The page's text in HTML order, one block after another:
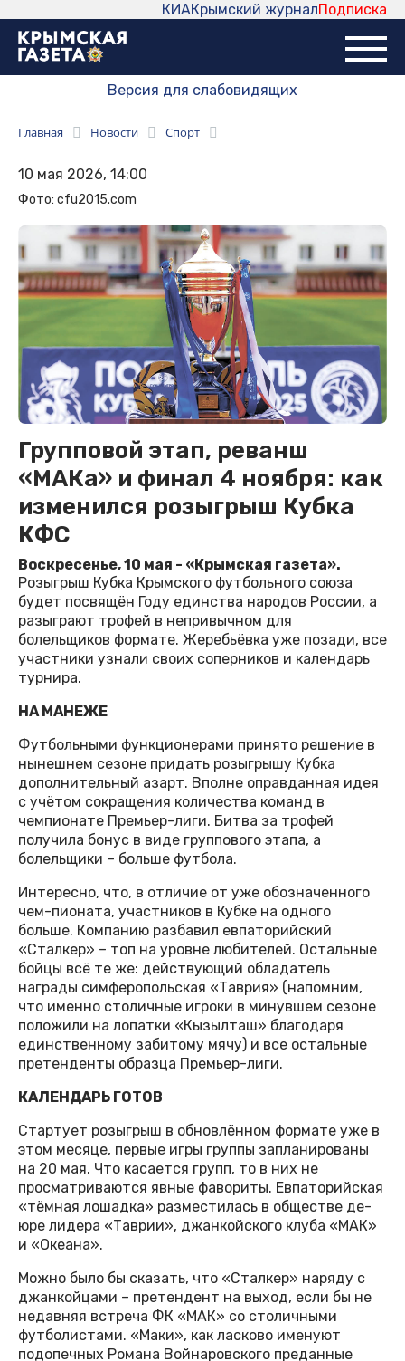
Подписка
Крымский журнал
КИА
Версия для слабовидящих
Главная Новости Спорт
10 мая 2026, 14:00
Фото: cfu2015.com
Групповой этап, реванш
«МАКа» и финал 4 ноября: как
изменился розыгрыш Кубка
КФС
Воскресенье, 10 мая - «Крымская газета».
Розыгрыш Кубка Крымского футбольного союза
будет посвящён Году единства народов России, а
разыграют трофей в непривычном для
болельщиков формате. Жеребьёвка уже позади, все
участники узнали своих соперников и календарь
турнира.
НА МАНЕЖЕ
Футбольными функционерами принято решение в
нынешнем сезоне придать розыгрышу Кубка
дополнительный азарт. Вполне оправданная идея
с учётом сокращения количества команд в
чемпионате Премьер-лиги. Битва за трофей
получила бонус в виде группового этапа, а
болельщики – больше футбола.
Интересно, что, в отличие от уже обозначенного
чем-пионата, участников в Кубке на одного
больше. Компанию разбавил евпаторийский
«Сталкер» – топ на уровне любителей. Остальные
бойцы всё те же: действующий обладатель
награды симферопольская «Таврия» (напомним,
что именно столичные игроки в минувшем сезоне
положили на лопатки «Кызылташ» благодаря
единственному забитому мячу) и все остальные
претенденты образца Премьер-лиги.
КАЛЕНДАРЬ ГОТОВ
Стартует розыгрыш в обновлённом формате уже в
этом месяце, первые игры группы запланированы
на 20 мая. Что касается групп, то в них не
просматриваются явные фавориты. Евпаторийская
«тёмная лошадка» разместилась в обществе де-
юре лидера «Таврии», джанкойского клуба «МАК»
и «Океана».
Можно было бы сказать, что «Сталкер» наряду с
джанкойцами – претендент на выход, если бы не
недавняя встреча ФК «МАК» со столичными
футболистами. «Маки», как ласково именуют
подопечных Романа Войнаровского преданные